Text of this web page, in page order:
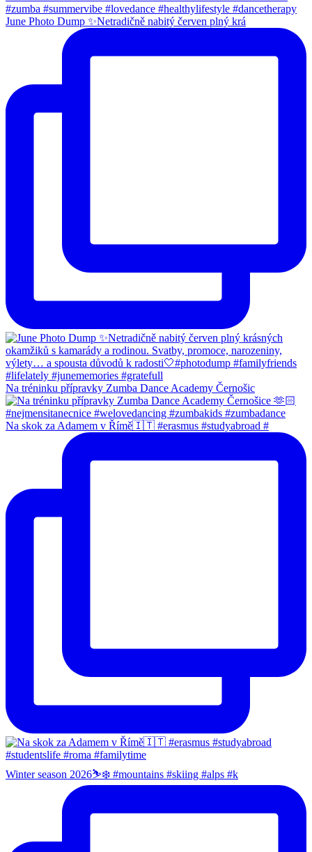
June Photo Dump ✨Netradičně nabitý červen plný krá
Na tréninku přípravky Zumba Dance Academy Černošic
Na skok za Adamem v Římě🇮🇹 #erasmus #studyabroad #
Winter season 2026⛷️❄️ #mountains #skiing #alps #k